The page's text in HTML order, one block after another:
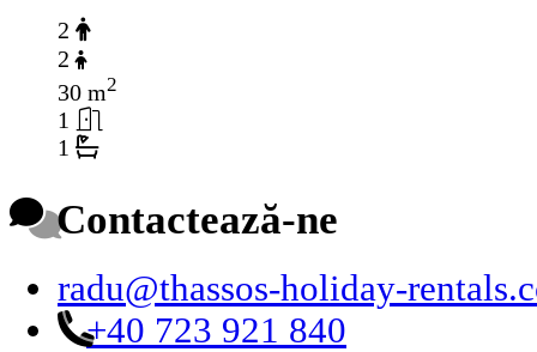
2
2
30 m2
1
1
Contactează-ne
radu@thassos-holiday-
+40 723 921 840